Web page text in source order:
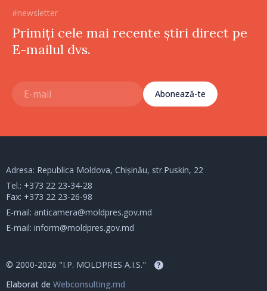
#newsletter
Primiți cele mai recente știri direct pe
E-mailul dvs.
Abonează-te
Adresa: Republica Moldova, Chișinău, str.Puskin, 22
Tel.: +373 22 23-34-28
Fax: +373 22 23-26-98
E-mail: anticamera@moldpres.gov.md
E-mail: inform@moldpres.gov.md
© 2000-2026 "I.P. MOLDPRES A.I.S." ?
Elaborat de Webconsulting.md